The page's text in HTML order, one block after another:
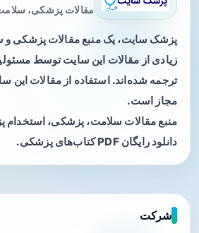
مقالات پزشکی،
پزشک سایت، یک منبع مقالات پزشکی
زیادی از مقالات این سایت توسط
ترجمه شده‌اند. استفاده از مقالات این
مجاز است.
منبع مقالات سلامت، پزشکی، استخدام
دانلود رایگان PDF کتاب‌های پزشکی.
شرکت